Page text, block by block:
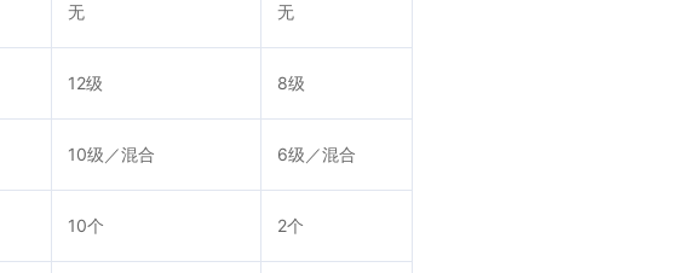
无 无
12级 8级
10级／混合 6级／混合
10个 2个